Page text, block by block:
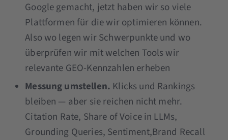
Google gemacht, jetzt haben wir so viele
Plattformen für die wir optimieren können.
Also wo legen wir Schwerpunkte und wo
überprüfen wir mit welchen Tools wir
relevante GEO-Kennzahlen erheben
Messung umstellen. Klicks und Rankings
bleiben — aber sie reichen nicht mehr.
Citation Rate, Share of Voice in LLMs,
Grounding Queries, Sentiment,Brand Recall